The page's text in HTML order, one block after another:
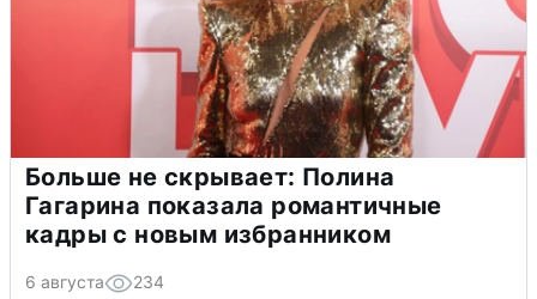
Больше не скрывает: Полина
Гагарина показала романтичные
кадры с новым избранником
6 августа 234